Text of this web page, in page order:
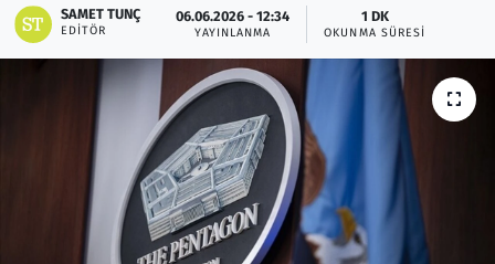
SAMET TUNÇ
EDITÖR
06.06.2026 - 12:34
YAYINLANMA
1 DK
OKUNMA SÜRESI
Ramazan
Resmi İlanlar
Rüya Tabirleri
Sağlık
Savunma Sanayi